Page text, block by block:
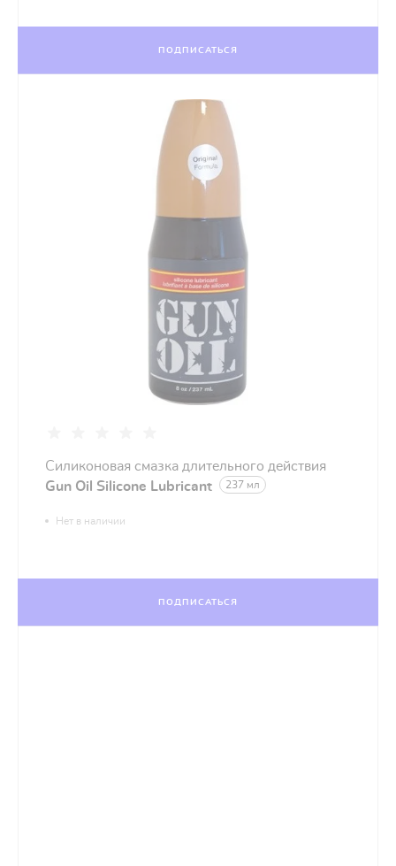
ПОДПИСАТЬСЯ
Cиликоновая смазка длительного действия
Gun Oil Silicone Lubricant
237 мл
Нет в наличии
ПОДПИСАТЬСЯ